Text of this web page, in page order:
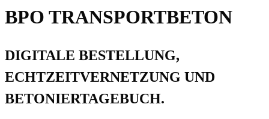
BPO TRANSPORTBETON
DIGITALE BESTELLUNG,
ECHTZEITVERNETZUNG UND
BETONIERTAGEBUCH.